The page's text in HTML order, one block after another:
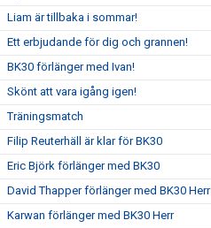
Liam är tillbaka i sommar!
Ett erbjudande för dig och grannen!
BK30 förlänger med Ivan!
Skönt att vara igång igen!
Träningsmatch
Filip Reuterhäll är klar för BK30
Eric Björk förlänger med BK30
David Thapper förlänger med BK30 Herr
Karwan förlänger med BK30 Herr